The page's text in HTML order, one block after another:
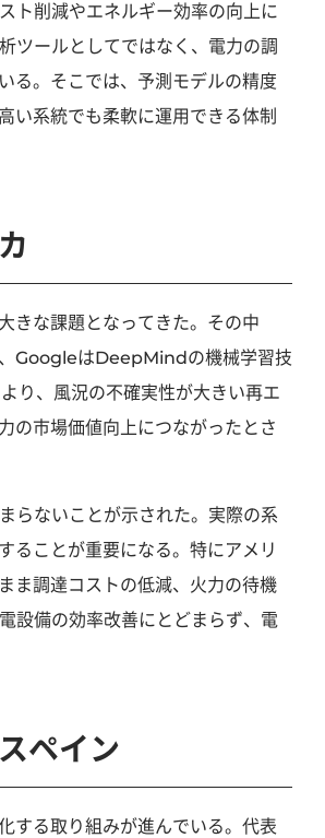
ト削減やエネルギー効率の向上に
ツールとしてではなく、電力の調
る。そこでは、予測モデルの精度
い系統でも柔軟に運用できる体制
きな課題となってきた。その中
、GoogleはDeepMindの機械学習技
り、風況の不確実性が大きい再エ
の市場価値向上につながったとさ
らないことが示された。実際の系
ることが重要になる。特にアメリ
ま調達コストの低減、火力の待機
設備の効率改善にとどまらず、電
ペイン
する取り組みが進んでいる。代表